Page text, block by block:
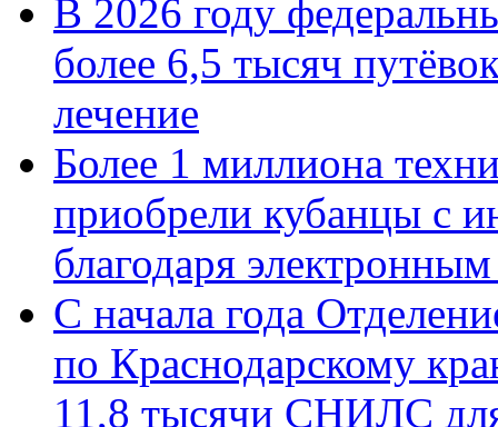
В 2026 году
более 6,5 тысяч
лечение
Более 1 миллиона
приобрели кубанцы с
благодаря
С начала года
по Краснодарскому
11,8 тысячи СНИЛС